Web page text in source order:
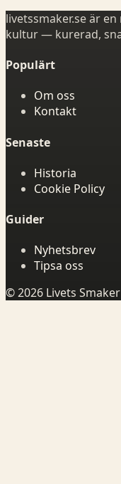
livetssmaker.se är
kultur — kurerad,
Populärt
Om oss
Kontakt
Senaste
Historia
Cookie Policy
Guider
Nyhetsbrev
Tipsa oss
© 2026 Livets Smaker